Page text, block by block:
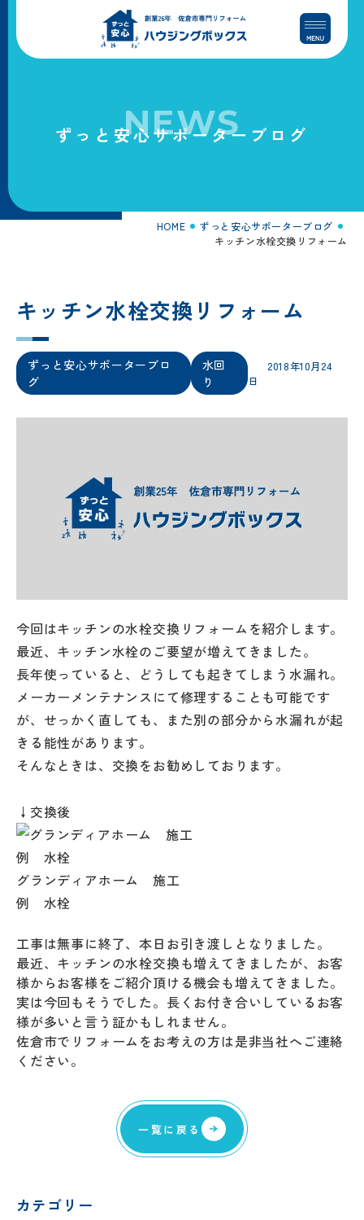
プ
動
ずっと安心サポーターブログ
NEWS
HOME
ずっと安心サポーターブログ
キッチン水栓交換リフォーム
キッチン水栓交換リフォーム
ずっと安心サポーターブロ
グ
水回
り
2018年10月24
日
今回はキッチンの水栓交換リフォームを紹介します。
最近、キッチン水栓のご要望が増えてきました。
長年使っていると、どうしても起きてしまう水漏れ。
メーカーメンテナンスにて修理することも可能です
が、せっかく直しても、また別の部分から水漏れが起
きる能性があります。
そんなときは、交換をお勧めしております。
↓交換後
グランディアホーム 施工
例 水栓
工事は無事に終了、本日お引き渡しとなりました。
最近、キッチンの水栓交換も増えてきましたが、お客
様からお客様をご紹介頂ける機会も増えてきました。
実は今回もそうでした。長くお付き合いしているお客
様が多いと言う証かもしれません。
佐倉市でリフォームをお考えの方は是非当社へご連絡
ください。
一覧に戻る
カテゴリー